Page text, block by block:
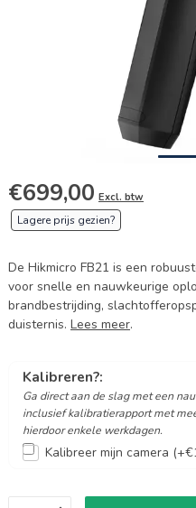
€699,00 Excl. btw
Lagere prijs gezien?
De Hikmicro FB21 is een
voor snelle en nauwkeurige
brandbestrijding,
duisternis. Lees meer.
Kalibreren?:
Kalibreer mijn camera